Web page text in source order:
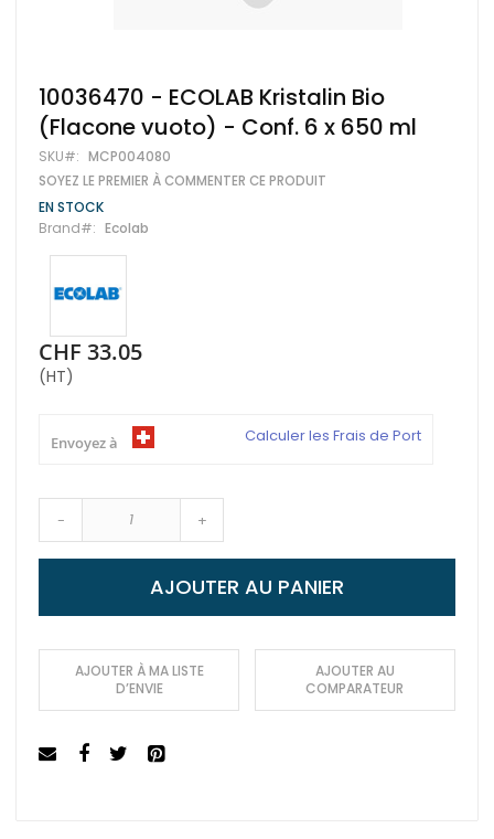
Skip
to
the
beginning
of
the
images
gallery
10036470 - ECOLAB Kristalin Bio
(Flacone vuoto) - Conf. 6 x 650 ml
SKU MCP004080
SOYEZ LE PREMIER À COMMENTER CE PRODUIT
EN STOCK
Brand
Ecolab
CHF 33.05
(HT)
Envoyez à Calculer les Frais de Port
- +
AJOUTER AU PANIER
AJOUTER À MA LISTE
D’ENVIE
AJOUTER AU
COMPARATEUR